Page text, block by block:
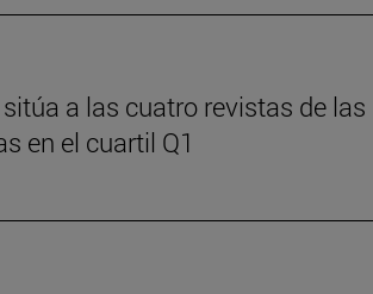
a las cuatro revistas de las
en el cuartil Q1